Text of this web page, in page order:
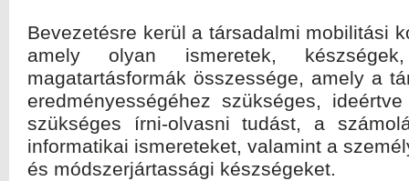
Bevezetésre kerül a társadalmi mobilitási
amely olyan ismeretek,
magatartásformák összessége, amely a
eredményességéhez szükséges,
szükséges írni-olvasni tudást, a
informatikai ismereteket, valamint a
és módszerjártassági készségeket.